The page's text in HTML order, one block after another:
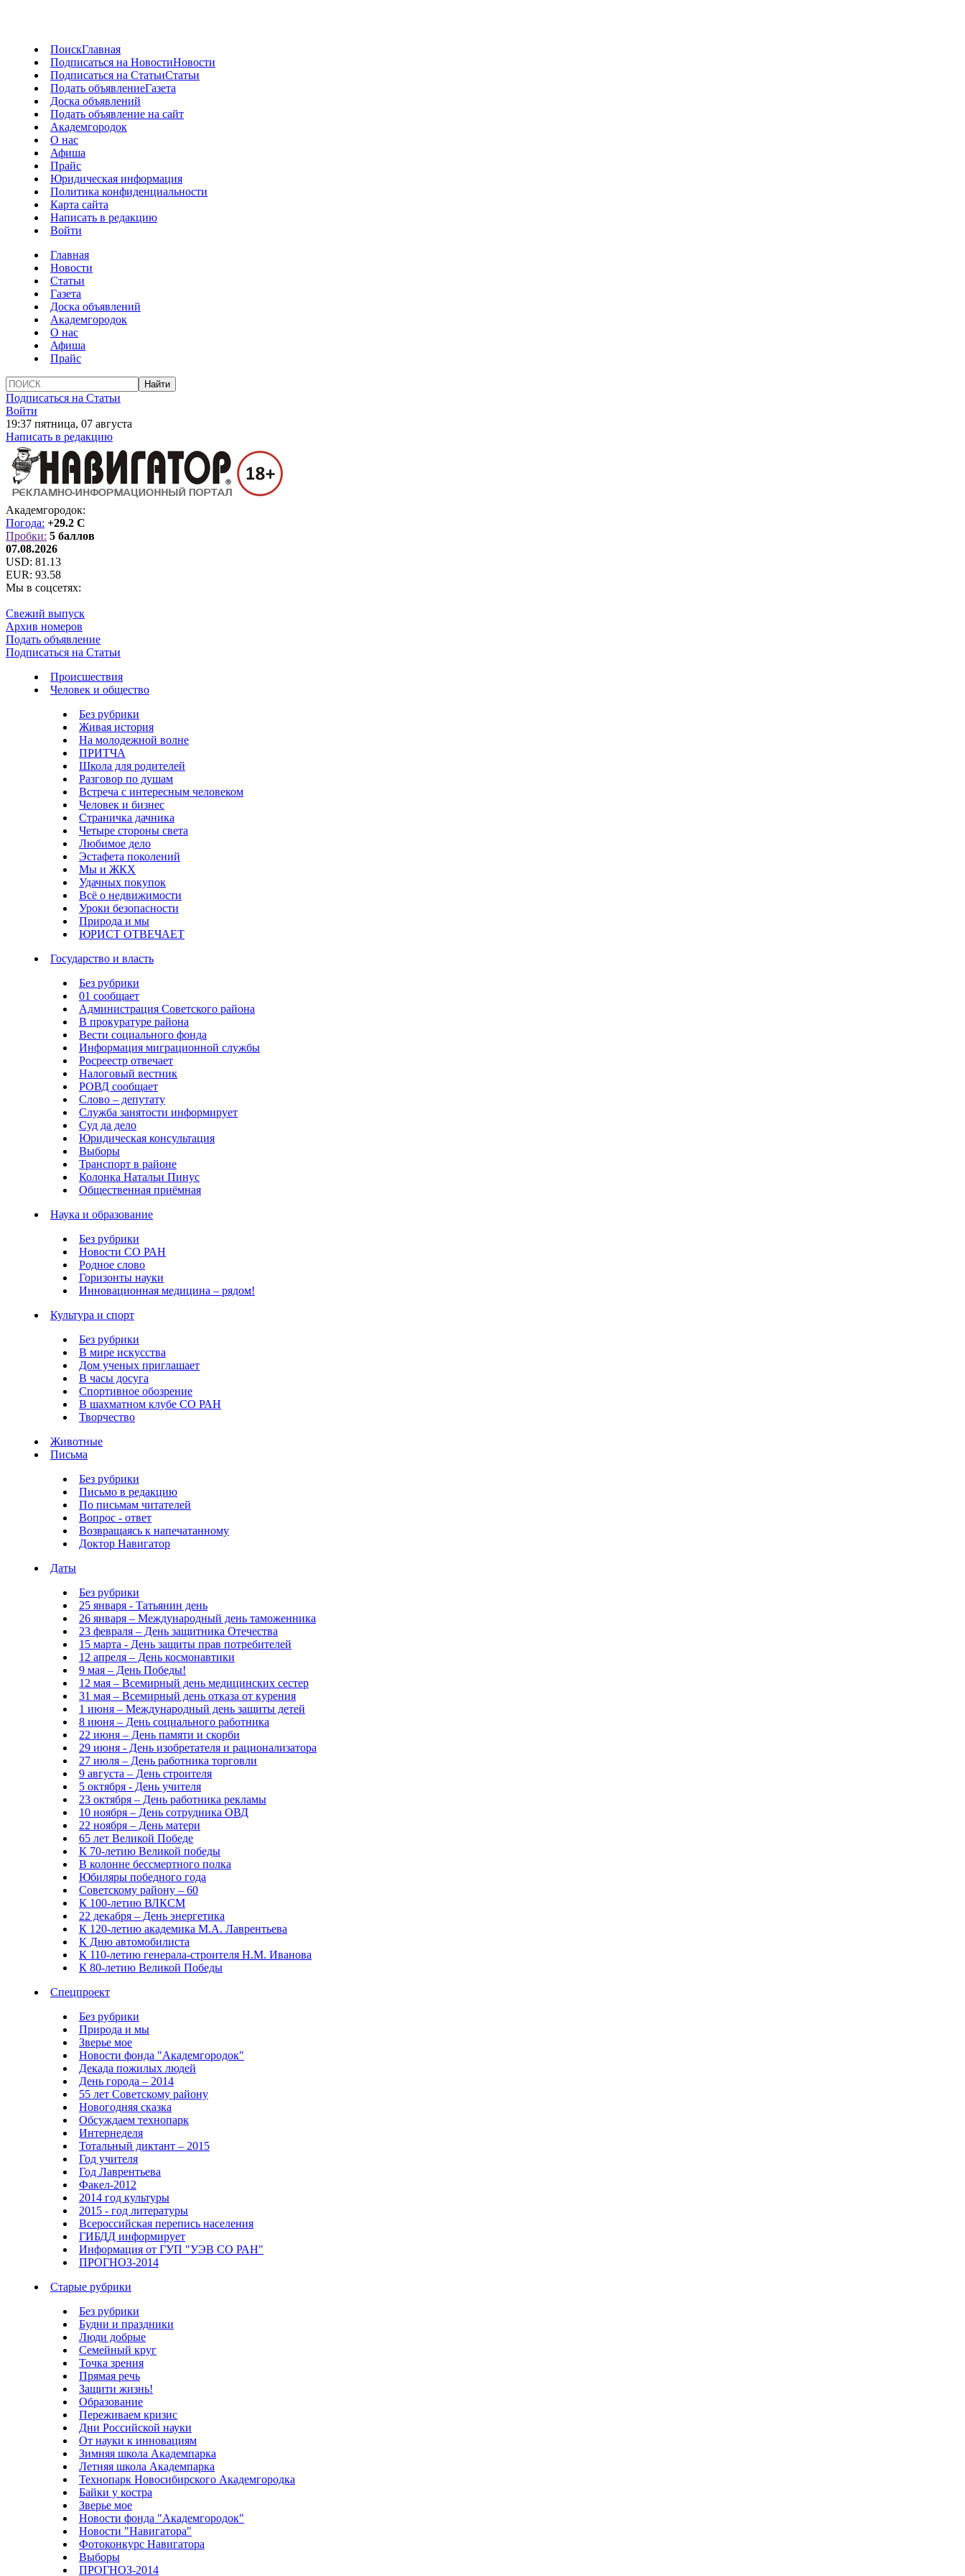
ПоискГлавная
Подписаться на НовостиНовости
Подписаться на СтатьиСтатьи
Подать объявлениеГазета
Доска объявлений
Подать объявление на сайт
Академгородок
О нас
Афиша
Прайс
Юридическая информация
Политика конфиденциальности
Карта сайта
Написать в редакцию
Войти
Главная
Новости
Статьи
Газета
Доска объявлений
Академгородок
О нас
Афиша
Прайс
Подписаться на Статьи
Войти
19:37 пятница, 07 августа
Написать в редакцию
Академгородок:
Погода: +29.2 C
Пробки: 5 баллов
07.08.2026
USD: 81.13
EUR: 93.58
Мы в соцсетях:
Свежий выпуск
Архив номеров
Подать объявление
Подписаться на Статьи
Происшествия
Человек и общество
Без рубрики
Живая история
На молодежной волне
ПРИТЧА
Школа для родителей
Разговор по душам
Встреча с интересным человеком
Человек и бизнес
Страничка дачника
Четыре стороны света
Любимое дело
Эстафета поколений
Мы и ЖКХ
Удачных покупок
Всё о недвижимости
Уроки безопасности
Природа и мы
ЮРИСТ ОТВЕЧАЕТ
Государство и власть
Без рубрики
01 сообщает
Администрация Советского района
В прокуратуре района
Вести социального фонда
Информация миграционной службы
Росреестр отвечает
Налоговый вестник
РОВД сообщает
Слово – депутату
Служба занятости информирует
Суд да дело
Юридическая консультация
Выборы
Транспорт в районе
Колонка Натальи Пинус
Общественная приёмная
Наука и образование
Без рубрики
Новости СО РАН
Родное слово
Горизонты науки
Инновационная медицина – рядом!
Культура и спорт
Без рубрики
В мире искусства
Дом ученых приглашает
В часы досуга
Спортивное обозрение
В шахматном клубе СО РАН
Творчество
Животные
Письма
Без рубрики
Письмо в редакцию
По письмам читателей
Вопрос - ответ
Возвращаясь к напечатанному
Доктор Навигатор
Даты
Без рубрики
25 января - Татьянин день
26 января – Международный день таможенника
23 февраля – День защитника Отечества
15 марта - День защиты прав потребителей
12 апреля – День космонавтики
9 мая – День Победы!
12 мая – Всемирный день медицинских сестер
31 мая – Всемирный день отказа от курения
1 июня – Международный день защиты детей
8 июня – День социального работника
22 июня – День памяти и скорби
29 июня - День изобретателя и рационализатора
27 июля – День работника торговли
9 августа – День строителя
5 октября - День учителя
23 октября – День работника рекламы
10 ноября – День сотрудника ОВД
22 ноября – День матери
65 лет Великой Победе
К 70-летию Великой победы
В колонне бессмертного полка
Юбиляры победного года
Советскому району – 60
К 100-летию ВЛКСМ
22 декабря – День энергетика
К 120-летию академика М.А. Лаврентьева
К Дню автомобилиста
К 110-летию генерала-строителя Н.М. Иванова
К 80-летию Великой Победы
Спецпроект
Без рубрики
Природа и мы
Зверье мое
Новости фонда "Академгородок"
Декада пожилых людей
День города – 2014
55 лет Советскому району
Новогодняя сказка
Обсуждаем технопарк
Интернеделя
Тотальный диктант – 2015
Год учителя
Год Лаврентьева
Факел-2012
2014 год культуры
2015 - год литературы
Всероссийская перепись населения
ГИБДД информирует
Информация от ГУП "УЭВ СО РАН"
ПРОГНОЗ-2014
Старые рубрики
Без рубрики
Будни и праздники
Люди добрые
Семейный круг
Точка зрения
Прямая речь
Защити жизнь!
Образование
Переживаем кризис
Дни Российской науки
От науки к инновациям
Зимняя школа Академпарка
Летняя школа Академпарка
Технопарк Новосибирского Академгородка
Байки у костра
Зверье мое
Новости фонда "Академгородок"
Новости "Навигатора"
Фотоконкурс Навигатора
Выборы
ПРОГНОЗ-2014